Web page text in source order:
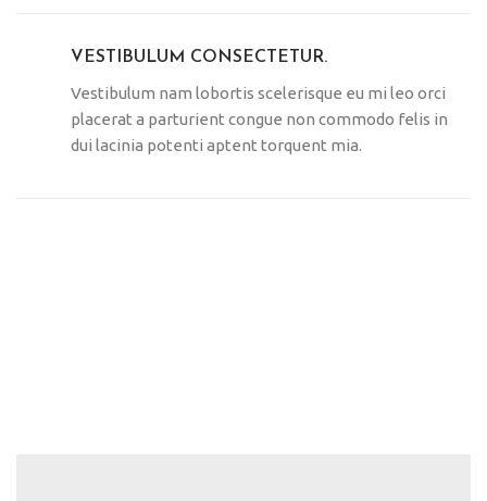
VESTIBULUM CONSECTETUR.
Vestibulum nam lobortis scelerisque eu mi leo orci
placerat a parturient congue non commodo felis in
dui lacinia potenti aptent torquent mia.